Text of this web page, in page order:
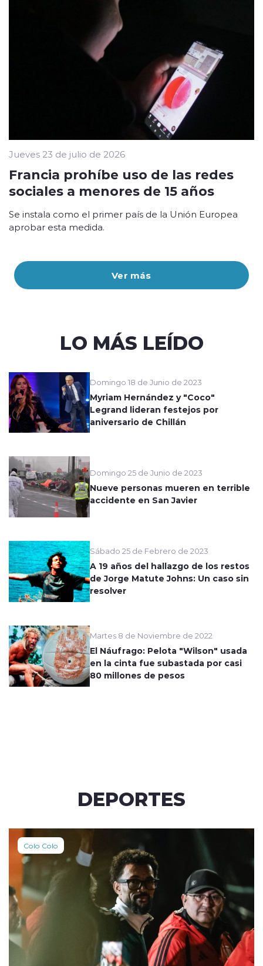
Ver más
Jueves 23 de julio de 2026
Francia prohíbe uso de las redes
sociales a menores de 15 años
Se instala como el primer país de la Unión Europea
aprobar esta medida.
LO MÁS LEÍDO
Domingo 18 de Junio de 2023
Myriam Hernández y "Coco"
Legrand lideran festejos por
aniversario de Chillán
Domingo 25 de Junio de 2023
Nueve personas mueren en terrible
accidente en San Javier
Sábado 25 de Febrero de 2023
A 19 años del hallazgo de los restos
de Jorge Matute Johns: Un caso sin
resolver
Martes 8 de Noviembre de 2022
El Náufrago: Pelota "Wilson" usada
en la cinta fue subastada por casi
80 millones de pesos
DEPORTES
Colo Colo